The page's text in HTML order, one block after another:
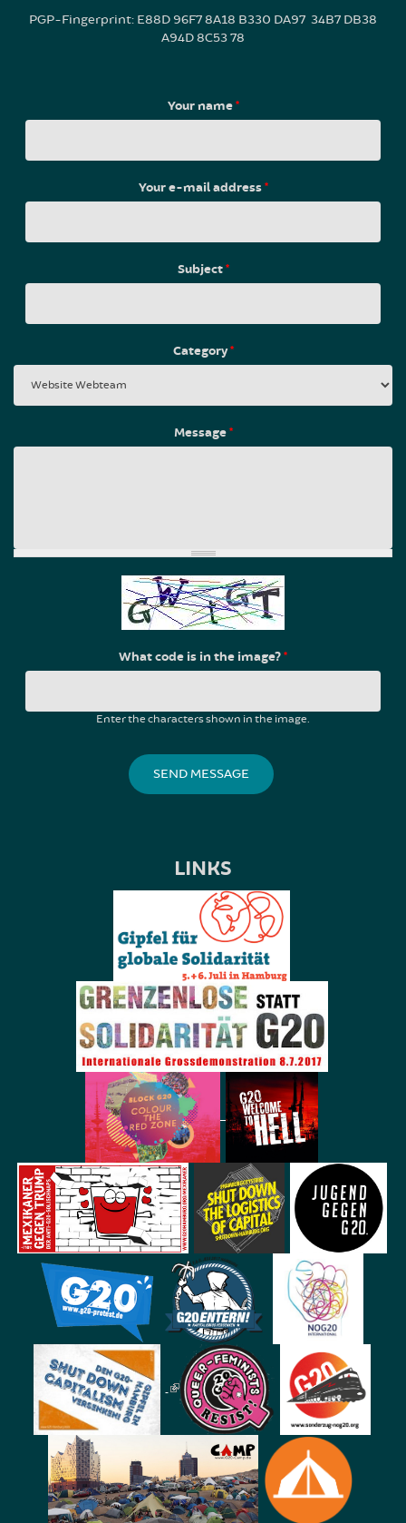
PGP-Fingerprint: E88D 96F7 8A18 B330 DA97 34B7 DB38
A94D 8C53 78
Your name*
Your e-mail address*
Subject*
Category*
Message*
What code is in the image?*
Enter the characters shown in the image.
LINKS